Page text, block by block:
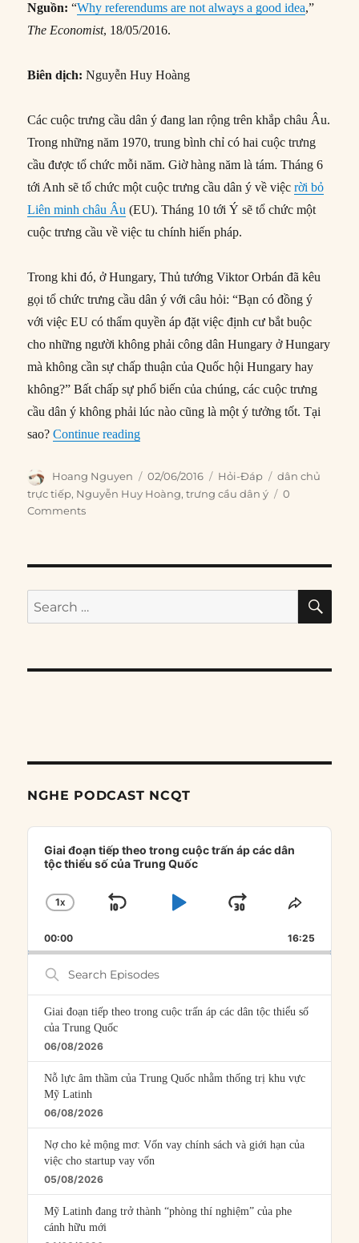
Nguồn: “Why referendums are not always a good idea,”
The Economist, 18/05/2016.
Biên dịch: Nguyễn Huy Hoàng
Các cuộc trưng cầu dân ý đang lan rộng trên khắp châu Âu.
Trong những năm 1970, trung bình chỉ có hai cuộc trưng
cầu được tổ chức mỗi năm. Giờ hàng năm là tám. Tháng 6
tới Anh sẽ tổ chức một cuộc trưng cầu dân ý về việcrời bỏ
Liên minh châu Âu (EU). Tháng 10 tới Ý sẽ tổ chức một
cuộc trưng cầu về việc tu chính hiến pháp.
Trong khi đó, ở Hungary, Thủ tướng Viktor Orbán đã kêu
gọi tổ chức trưng cầu dân ý với câu hỏi: “Bạn có đồng ý
với việc EU có thẩm quyền áp đặt việc định cư bắt buộc
cho những người không phải công dân Hungary ở Hungary
mà không cần sự chấp thuận của Quốc hội Hungary hay
không?” Bất chấp sự phổ biến của chúng, các cuộc trưng
cầu dân ý không phải lúc nào cũng là một ý tưởng tốt. Tại
sao?Continue reading“Tại sao trưng cầu dân ý không phải lúc
Author
Hoang Nguyen
Posted
on
02/06/2016 Categories
Hỏi-Đáp Tags
dân chủ
trực tiếp, Nguyễn Huy Hoàng,trưng cầu dân ý
0
Comments
Search
for:
NGHE PODCAST NCQT
Audio
Player
Giai đoạn tiếp theo trong cuộc trấn áp các dân
tộc thiểu số của Trung Quốc
CHANGE
RATE
1X
SKIP
PLAYJUMP
FORWARD
SHARE
00:00 16:25
Search
Episodes
Giai đoạn tiếp theo trong cuộc trấn áp các dân tộc thiểu số
của Trung Quốc
06/08/2026
Nỗ lực âm thầm của Trung Quốc nhằm thống trị khu vực
Mỹ Latinh
06/08/2026
Nợ cho kẻ mộng mơ: Vốn vay chính sách và giới hạn của
việc cho startup vay vốn
05/08/2026
Mỹ Latinh đang trở thành “phòng thí nghiệm” của phe
cánh hữu mới